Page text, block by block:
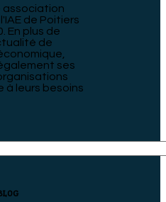
association
de Poitiers
En plus de
de
ses
à leurs besoins